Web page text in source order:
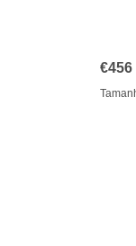
€456